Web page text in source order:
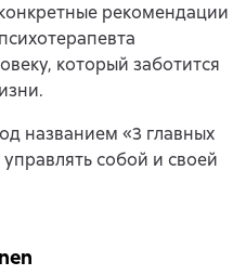
рекомендации
который заботится
названием «3 главных
собой и своей